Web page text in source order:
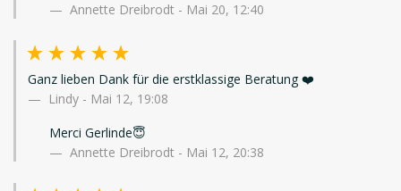
Annette Dreibrodt - Mai 20, 12:40
Ganz lieben Dank für die erstklassige Beratung ❤️
Lindy - Mai 12, 19:08
Merci Gerlinde😇
Annette Dreibrodt - Mai 12, 20:38